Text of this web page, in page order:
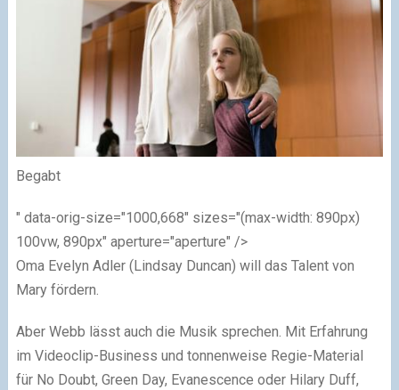
Begabt
" data-orig-size="1000,668" sizes="(max-width: 890px)
100vw, 890px" aperture="aperture" />
Oma Evelyn Adler (Lindsay Duncan) will das Talent von
Mary fördern.
Aber Webb lässt auch die Musik sprechen. Mit Erfahrung
im Videoclip-Business und tonnenweise Regie-Material
für No Doubt, Green Day, Evanescence oder Hilary Duff,